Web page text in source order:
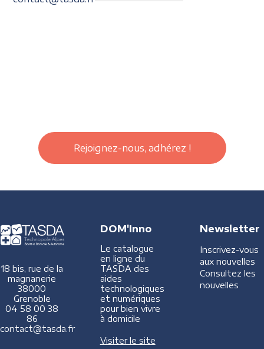
Rejoignez-nous, adhérez !
18 bis, rue de la
magnanerie
38000
Grenoble
04 58 00 38
86
contact@tasda.fr
DOM'Inno
Le catalogue
en ligne du
TASDA des
aides
technologiques
et numériques
pour bien vivre
à domicile
Visiter le site
Newsletter
Inscrivez-vous
aux nouvelles
Consultez les
nouvelles